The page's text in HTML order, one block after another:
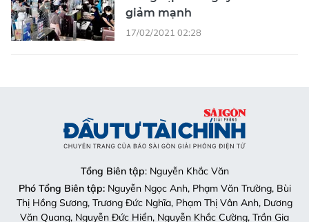
giảm mạnh
17/02/2021 02:28
Tổng Biên tập: Nguyễn Khắc Văn
Phó Tổng Biên tập:Nguyễn Ngọc Anh, Phạm Văn Trường, Bùi
Thị Hồng Sương, Trương Đức Nghĩa, Phạm Thị Vân Anh, Dương
Văn Quang, Nguyễn Đức Hiển, Nguyễn Khắc Cường, Trần Gia